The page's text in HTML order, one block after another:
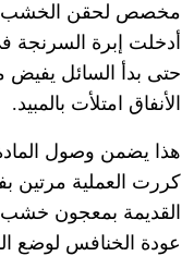
أدخلت إبرة
حتى بدأ السائل يفيض
الأنفاق امتلأت بالمبيد.
هذا يضمن وصول
كررت العملية مرتين
القديمة بمعجون خشب
عودة الخنافس لوضع